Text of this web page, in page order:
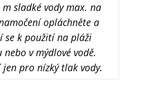
sladké vody max. na
opláchněte a
se k použití na pláži
nebo v mýdlové vodě.
pro nízký tlak vody.